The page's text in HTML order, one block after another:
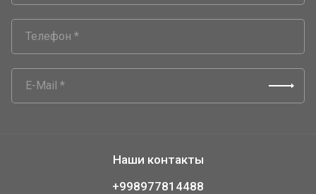
Наши контакты
+998977814488